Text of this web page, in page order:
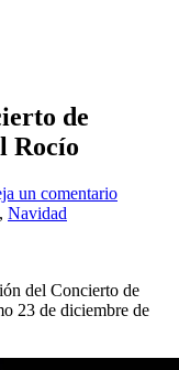
de
Rocío
un comentario
, Navidad
del Concierto de
23 de diciembre de
celebran en el